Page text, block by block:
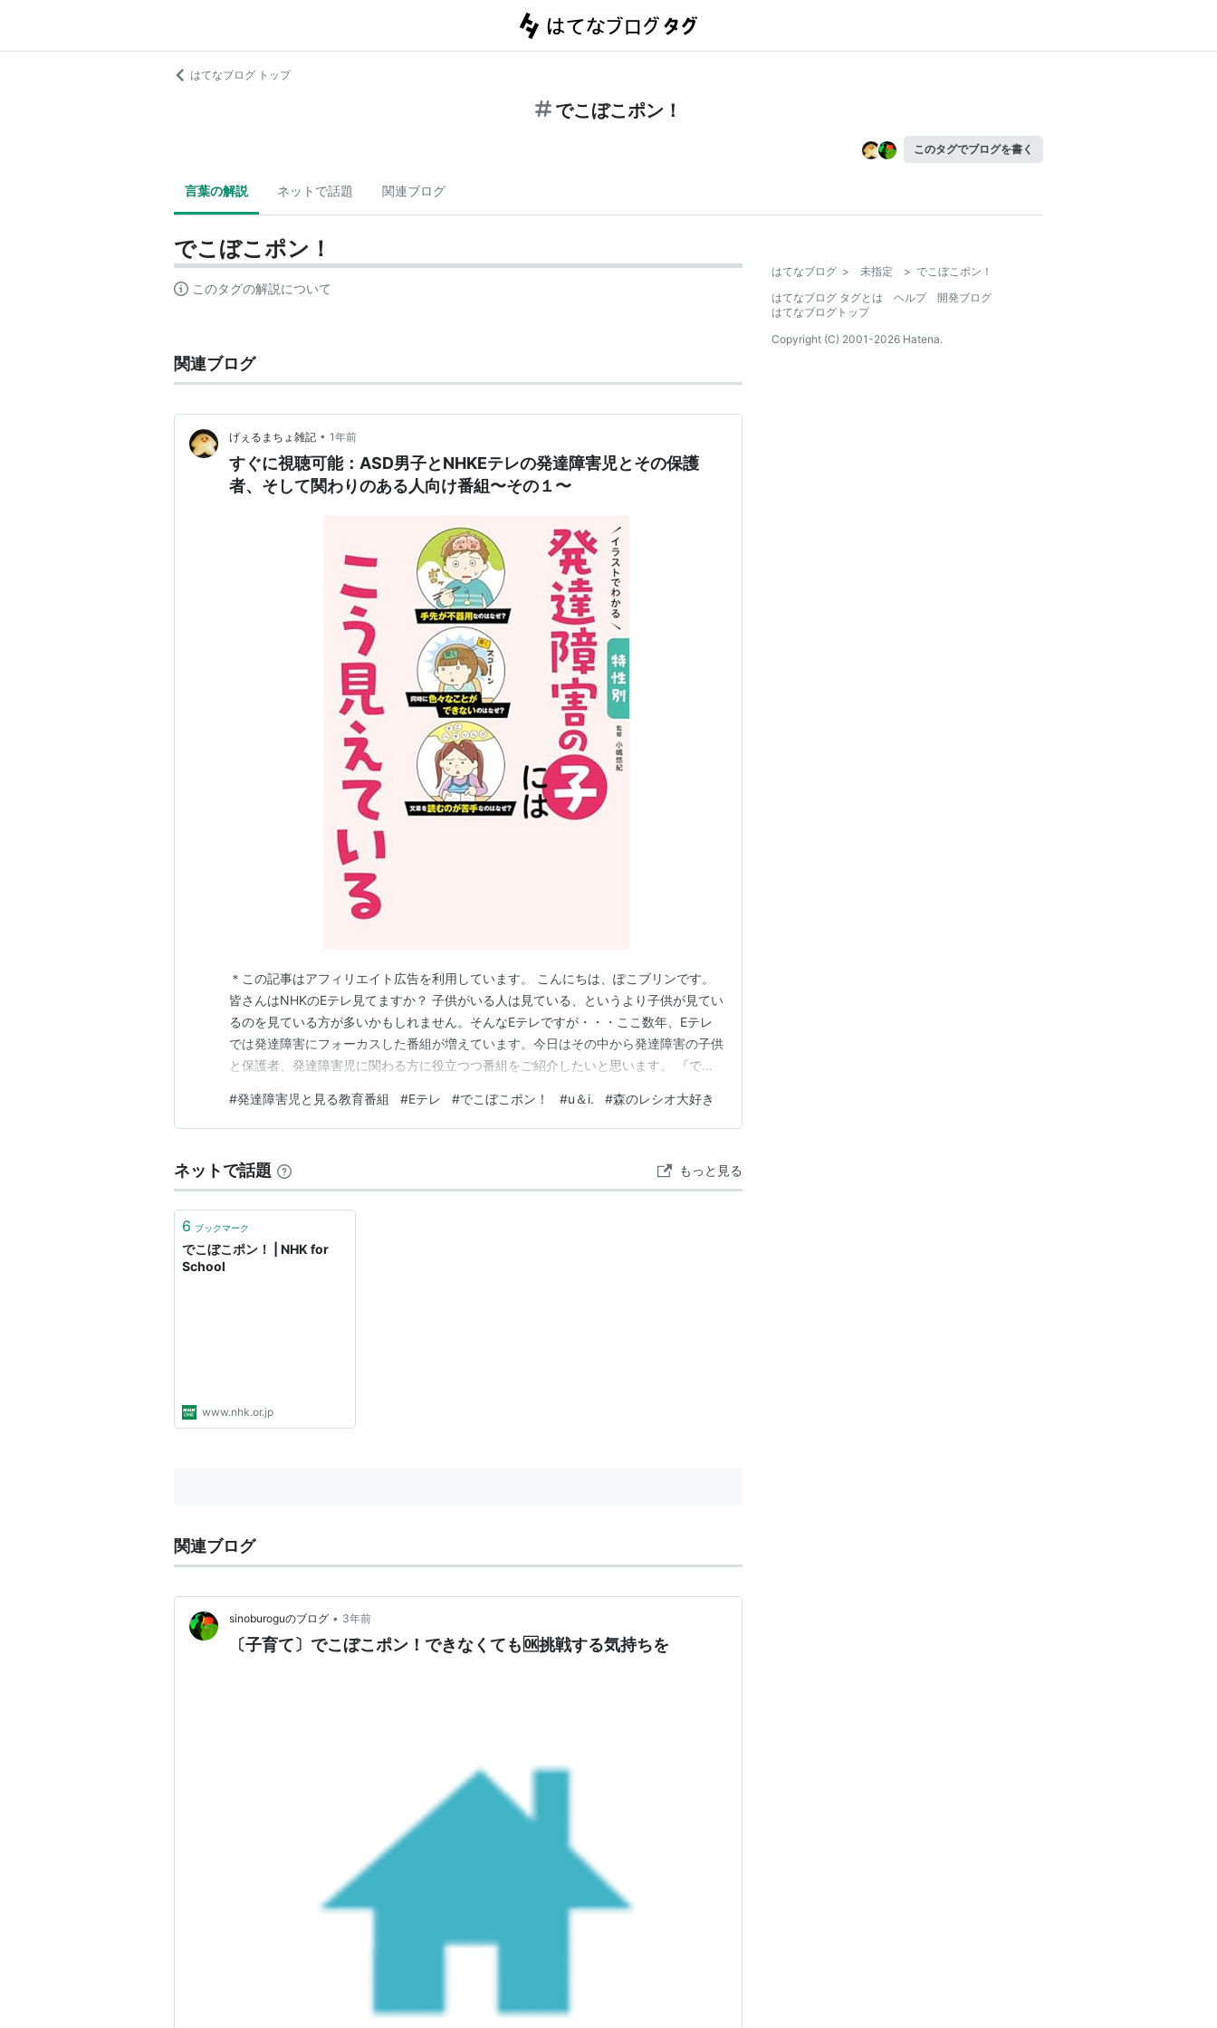
はてなブログ トップ
でこぼこポン！
このタグでブログを書く
言葉の解説 ネットで話題 関連ブログ
でこぼこポン！
このタグの解説について
関連ブログ
げぇるまちょ雑記 • 1年前
すぐに視聴可能：ASD男子とNHKEテレの発達障害児とその保護
者、そして関わりのある人向け番組〜その１〜
＊この記事はアフィリエイト広告を利用しています。 こんにちは、ぽこブリンです。
皆さんはNHKのEテレ見てますか？ 子供がいる人は見ている、というより子供が見てい
るのを見ている方が多いかもしれません。そんなEテレですが・・・ここ数年、Eテレ
では発達障害にフォーカスした番組が増えています。今日はその中から発達障害の子供
と保護者、発達障害児に関わる方に役立つつ番組をご紹介したいと思います。 『でこ
いるのがこちらの『でこぼこポン！』です。 www.nhk.or.jp なんと今年度の放送と人
気放送がサイトで全て見ることが出…
#発達障害児と見る教育番組 #Eテレ #でこぼこポン！ #u＆i. #森のレシオ大好き
ネットで話題 もっと見る
6 ブックマーク
でこぼこポン！ | NHK for
School
www.nhk.or.jp
関連ブログ
sinoburoguのブログ • 3年前
〔子育て〕でこぼこポン！できなくても🆗挑戦する気持ちを
はてなブログ > 未指定 > でこぼこポン！
はてなブログ タグとは
ヘルプ
開発ブログ
はてなブログトップ
Copyright (C) 2001-2026 Hatena.